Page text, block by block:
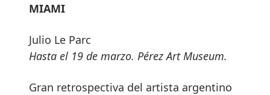
MIAMI
Julio Le Parc
Hasta el 19 de marzo. Pérez Art Museum.
Gran retrospectiva del artista argentino